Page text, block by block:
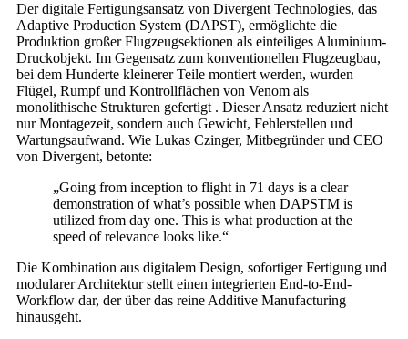
Der digitale Fertigungsansatz von Divergent Technologies, das
Adaptive Production System (DAPST), ermöglichte die
Produktion großer Flugzeugsektionen als einteiliges Aluminium-
Druckobjekt. Im Gegensatz zum konventionellen Flugzeugbau,
bei dem Hunderte kleinerer Teile montiert werden, wurden
Flügel, Rumpf und Kontrollflächen von Venom als
monolithische Strukturen gefertigt . Dieser Ansatz reduziert nicht
nur Montagezeit, sondern auch Gewicht, Fehlerstellen und
Wartungsaufwand. Wie Lukas Czinger, Mitbegründer und CEO
von Divergent, betonte:
„Going from inception to flight in 71 days is a clear
demonstration of what’s possible when DAPSTM is
utilized from day one. This is what production at the
speed of relevance looks like.“
Die Kombination aus digitalem Design, sofortiger Fertigung und
modularer Architektur stellt einen integrierten End-to-End-
Workflow dar, der über das reine Additive Manufacturing
hinausgeht.